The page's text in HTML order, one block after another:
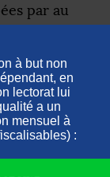
par au
liées
de
face au